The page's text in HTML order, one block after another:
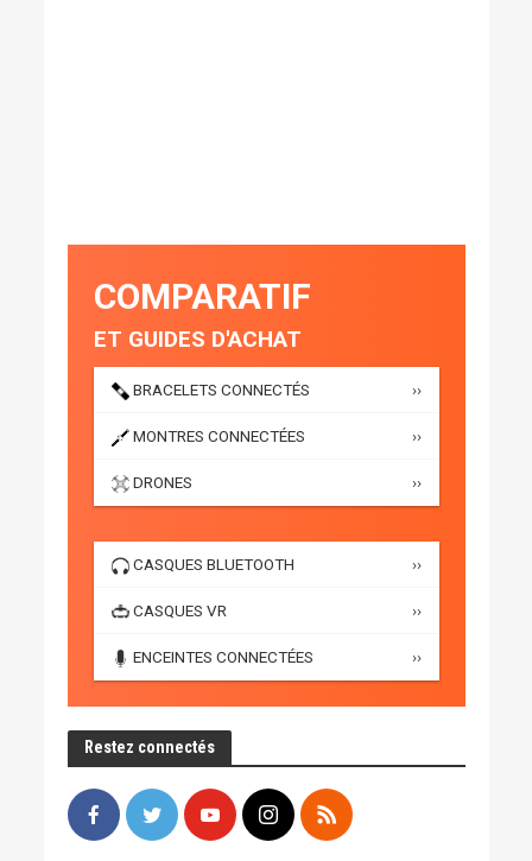
COMPARATIF
ET GUIDES D'ACHAT
BRACELETS CONNECTÉS ››
MONTRES CONNECTÉES ››
DRONES ››
CASQUES BLUETOOTH ››
CASQUES VR ››
ENCEINTES CONNECTÉES ››
Restez connectés